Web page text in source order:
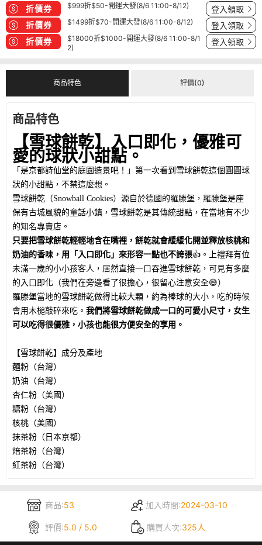
折價券 $999折$50-開運大發(8/6 11:00-8/12) 登入領取
折價券 $1499折$70-開運大發(8/6 11:00-8/12) 登入領取
折價券
$18000折$1000-開運大發(8/6 11:00-8/1
2)
登入領取
商品特色 評價(0)
商品特色
【雪球餅乾】入口即化，優雅可
愛的球狀小甜點。
「是京都詩仙堂的庭園造景吧！」第一次看到雪球餅乾這個圓圓球
狀的小甜點，不禁這麼想。
雪球餅乾（Snowball Cookies）源自於德國的羅滕堡，羅滕堡是座
保有古城風貌的童話小鎮，雪球餅乾是其傳統甜點，在當地有不少
的知名專賣店。
只要把雪球餅乾輕輕地含在嘴裡，餅乾就會緩緩化開並釋放核桃和
奶油的香味，用「入口即化」來形容一點也不誇張👍。
上禮拜有位
未滿一歲的小小孩客人，居然直接一口吞進雪球餅乾，可見有多麼
的入口即化（我們在旁邊看了很擔心，很留心注意安全😅）
羅滕堡當地的雪球餅乾做得比較大顆，約為棒球的大小，吃的時候
會用木槌敲碎來吃。 我們將雪球餅乾做成一口的可愛小尺寸，女生
可以吃得很優雅，小孩也能很方便安全的享用。
【雪球餅乾】成分及產地
麵粉（台灣）
奶油（台灣）
杏仁粉（美國）
糖粉（台灣）
核桃（美國）
抹茶粉（日本京都）
焙茶粉（台灣）
紅茶粉（台灣）
商品:53 加入時間:2024-03-10
評價:5.0 / 5.0 購買人次:325人